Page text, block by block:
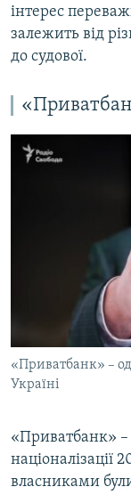
інтерес
залежить від
до судової.
«Приватбанк» –
Україні
​«Приватбанк»
націоналізації
власниками